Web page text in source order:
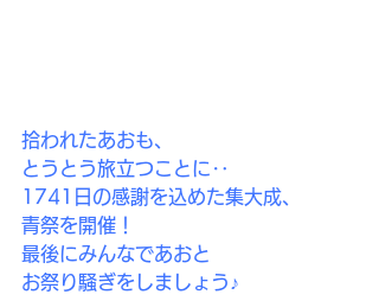
拾われたあおも、
とうとう旅立つことに‥
1741日の感謝を込めた集大成、
青祭を開催！
最後にみんなであおと
お祭り騒ぎをしましょう♪